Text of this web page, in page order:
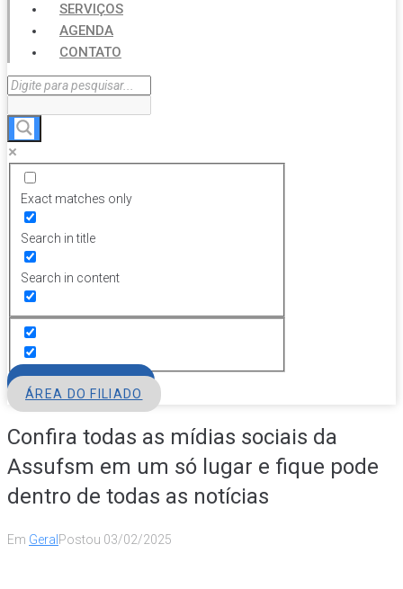
SERVIÇOS
AGENDA
CONTATO
Exact matches only
Search in title
Search in content
ÁREA DO FILIADO
Confira todas as mídias sociais da
Assufsm em um só lugar e fique pode
dentro de todas as notícias
Em Geral Postou 03/02/2025